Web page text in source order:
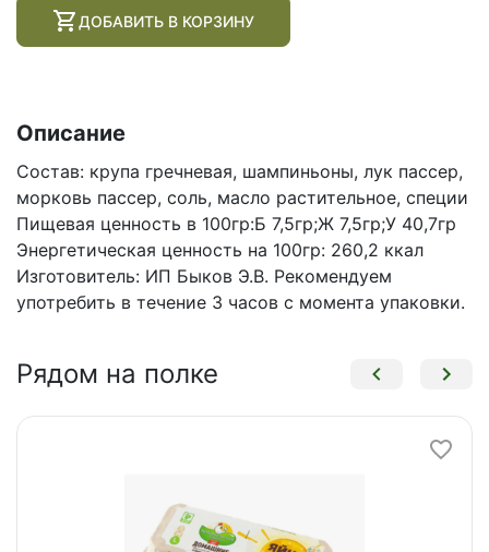
ДОБАВИТЬ В КОРЗИНУ
Описание
Состав: крупа гречневая, шампиньоны, лук пассер,
морковь пассер, соль, масло растительное, специи
Пищевая ценность в 100гр:Б 7,5гр;Ж 7,5гр;У 40,7гр
Энергетическая ценность на 100гр: 260,2 ккал
Изготовитель: ИП Быков Э.В. Рекомендуем
употребить в течение 3 часов с момента упаковки.
Рядом на полке